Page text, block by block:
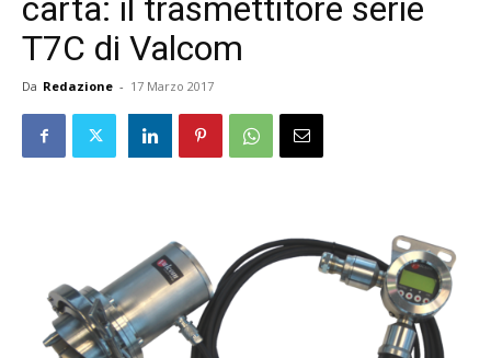
carta: il trasmettitore serie
T7C di Valcom
Da Redazione - 17 Marzo 2017